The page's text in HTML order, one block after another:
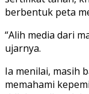
berbentuk peta
“Alih media dari
ujarnya.
Ia menilai, masih
memahami